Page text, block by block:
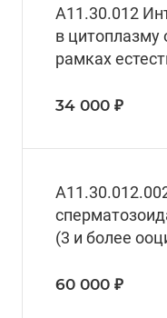
А11.30.012
в цитоплазму
рамках
34 000 ₽
(3 и более
60 000 ₽